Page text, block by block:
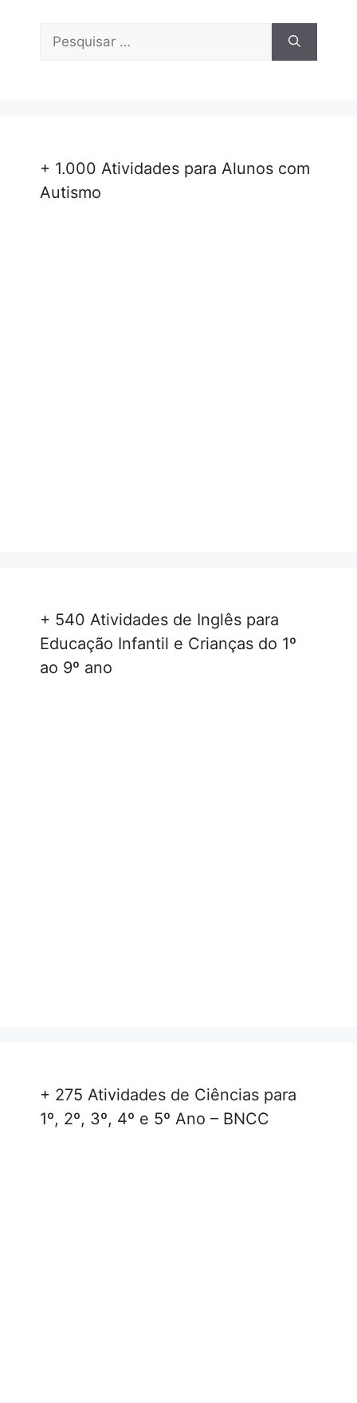
por:
+ 1.000 Atividades para Alunos com
Autismo
+ 540 Atividades de Inglês para
Educação Infantil e Crianças do 1º
ao 9º ano
+ 275 Atividades de Ciências para
1º, 2º, 3º, 4º e 5º Ano – BNCC